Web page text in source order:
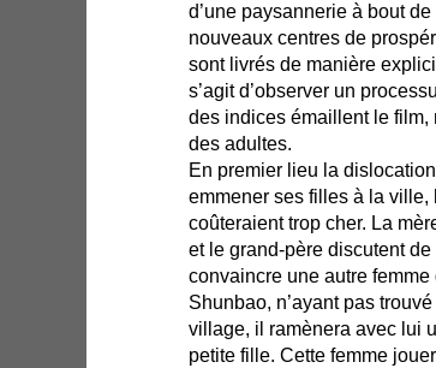
d’une paysannerie à bout
nouveaux centres de
sont livrés de manière
s’agit d’observer un
des indices émaillent le film,
des adultes.
En premier lieu la
emmener ses filles à la
coûteraient trop cher. La
et le grand-père discutent de
convaincre une autre
Shunbao, n’ayant pas
village, il ramènera avec lui
petite fille. Cette femme